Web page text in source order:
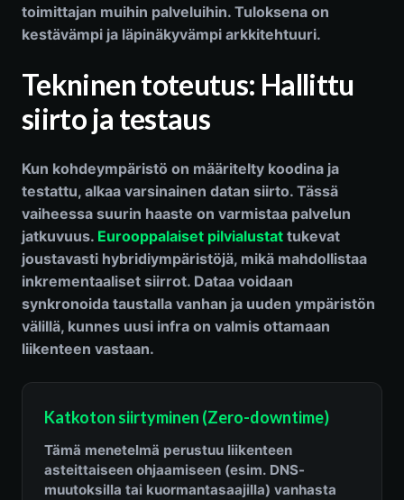
toimittajan muihin palveluihin. Tuloksena on
kestävämpi ja läpinäkyvämpi arkkitehtuuri.
Tekninen toteutus: Hallittu
siirto ja testaus
Kun kohdeympäristö on määritelty koodina ja
testattu, alkaa varsinainen datan siirto. Tässä
vaiheessa suurin haaste on varmistaa palvelun
jatkuvuus. Eurooppalaiset pilvialustat tukevat
joustavasti hybridiympäristöjä, mikä mahdollistaa
inkrementaaliset siirrot. Dataa voidaan
synkronoida taustalla vanhan ja uuden ympäristön
välillä, kunnes uusi infra on valmis ottamaan
liikenteen vastaan.
Katkoton siirtyminen (Zero-downtime)
Tämä menetelmä perustuu liikenteen
asteittaiseen ohjaamiseen (esim. DNS-
muutoksilla tai kuormantasaajilla) vanhasta